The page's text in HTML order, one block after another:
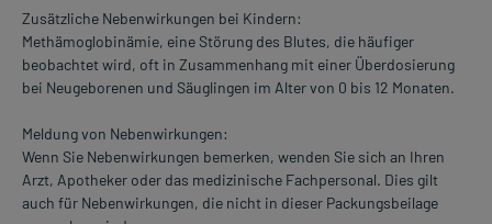
Zusätzliche Nebenwirkungen bei Kindern:
Methämoglobinämie, eine Störung des Blutes, die häufiger
beobachtet wird, oft in Zusammenhang mit einer Überdosierung
bei Neugeborenen und Säuglingen im Alter von 0 bis 12 Monaten.
Meldung von Nebenwirkungen:
Wenn Sie Nebenwirkungen bemerken, wenden Sie sich an Ihren
Arzt, Apotheker oder das medizinische Fachpersonal. Dies gilt
auch für Nebenwirkungen, die nicht in dieser Packungsbeilage